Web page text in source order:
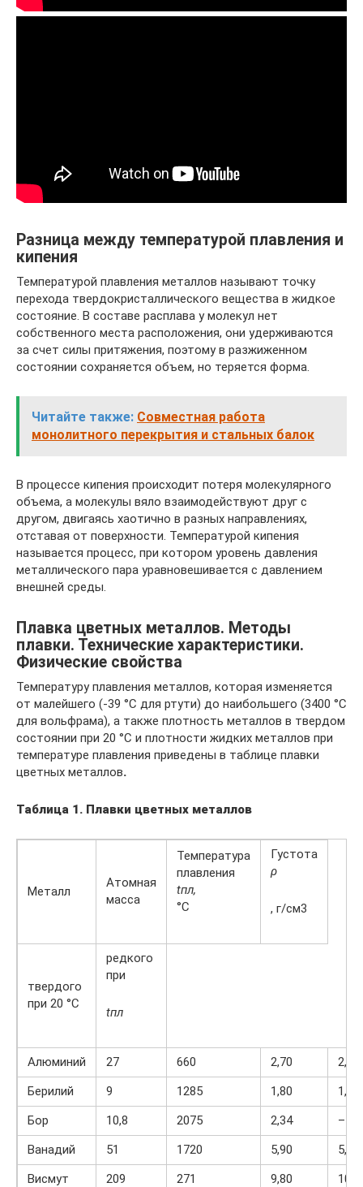
Разница между температурой плавления и
кипения
Температурой плавления металлов называют точку
перехода твердокристаллического вещества в жидкое
состояние. В составе расплава у молекул нет
собственного места расположения, они удерживаются
за счет силы притяжения, поэтому в разжиженном
состоянии сохраняется объем, но теряется форма.
Читайте также: Совместная работа
монолитного перекрытия и стальных балок
В процессе кипения происходит потеря молекулярного
объема, а молекулы вяло взаимодействуют друг с
другом, двигаясь хаотично в разных направлениях,
отставая от поверхности. Температурой кипения
называется процесс, при котором уровень давления
металлического пара уравновешивается с давлением
внешней среды.
Плавка цветных металлов. Методы
плавки. Технические характеристики.
Физические свойства
Температуру плавления металлов, которая изменяется
от малейшего (-39 °С для ртути) до наибольшего (3400 °С
для вольфрама), а также плотность металлов в твердом
состоянии при 20 °С и плотности жидких металлов при
температуре плавления приведены в таблице плавки
цветных металлов.
Таблица 1. Плавки цветных металлов
Металл
Атомная
масса
Температура
плавления
tпл,
°С
Густота
ρ
, г/см3
твердого
при 20 °С
редкого
при
tпл
Алюминий 27 660 2,70
2,37
Берилий
9 1285 1,80
1,69
Бор
10,8 2075 2,34
–
Ванадий
51 1720 5,90
5,73
Висмут
209 271 9,80